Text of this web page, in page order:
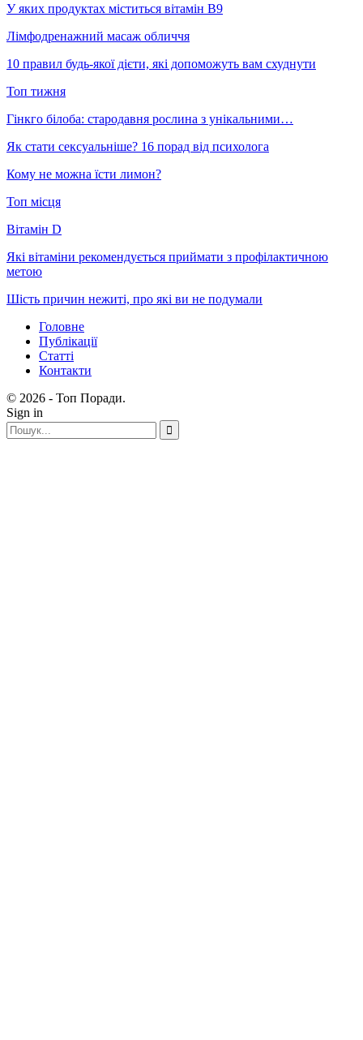
У яких продуктах міститься вітамін В9
Лімфодренажний масаж обличчя
10 правил будь-якої дієти, які допоможуть вам схуднути
Топ тижня
Гінкго білоба: стародавня рослина з унікальними…
Як стати сексуальніше? 16 порад від психолога
Кому не можна їсти лимон?
Топ місця
Вітамін D
Які вітаміни рекомендується приймати з профілактичною
метою
Шість причин нежиті, про які ви не подумали
Головне
Публікації
Статті
Контакти
© 2026 - Топ Поради.
Sign in